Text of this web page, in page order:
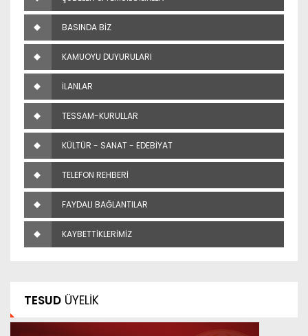
BASINDA BİZ
KAMUOYU DUYURULARI
İLANLAR
TESSAM-KURULLAR
KÜLTÜR - SANAT - EDEBİYAT
TELEFON REHBERİ
FAYDALI BAĞLANTILAR
KAYBETTİKLERİMİZ
TESUD ÜYELİK